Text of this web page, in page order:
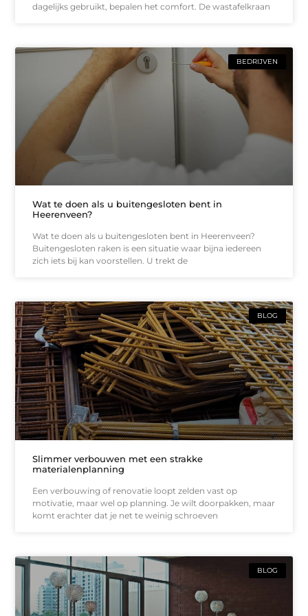
dagelijks gebruikt, bepalen het comfort. De wastafelkraan
BEDRIJVEN
Wat te doen als u buitengesloten bent in
Heerenveen?
Wat te doen als u buitengesloten bent in Heerenveen?
Buitengesloten raken is een situatie waar bijna iedereen
zich iets bij kan voorstellen. U trekt de
BLOG
Slimmer verbouwen met een strakke
materialenplanning
Een verbouwing of renovatie loopt zelden vast op
motivatie, maar wel op planning. Je wilt doorpakken, maar
komt erachter dat je net te weinig schroeven
BLOG